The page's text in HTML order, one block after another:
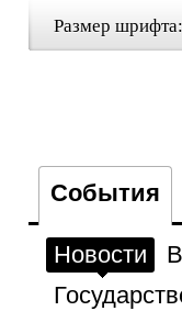
Размер шрифта:
События
Новости